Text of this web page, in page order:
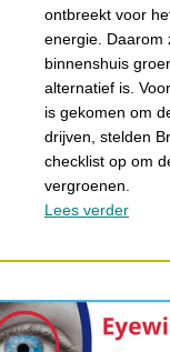
ontbreekt voor
energie. Daarom
binnenshuis
alternatief is.
is gekomen om
drijven, stelden
checklist op om
vergroenen.
Lees verder